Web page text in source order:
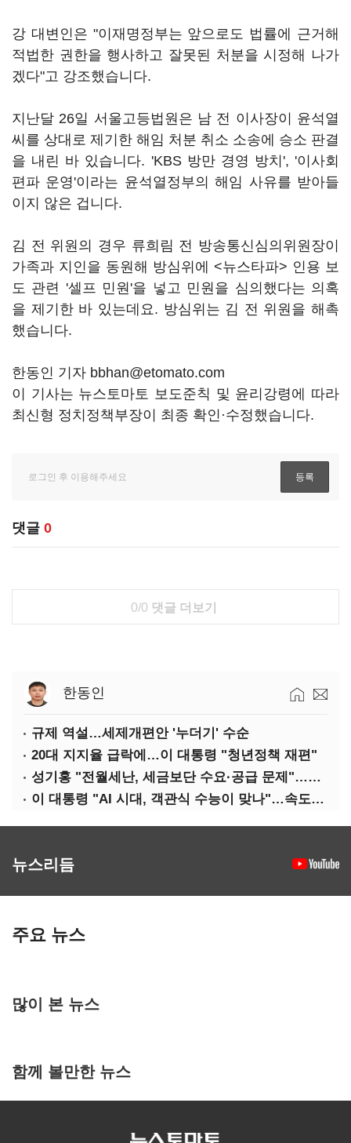
강 대변인은 "이재명정부는 앞으로도 법률에 근거해
적법한 권한을 행사하고 잘못된 처분을 시정해 나가
겠다"고 강조했습니다.
지난달 26일 서울고등법원은 남 전 이사장이 윤석열
씨를 상대로 제기한 해임 처분 취소 소송에 승소 판결
을 내린 바 있습니다. 'KBS 방만 경영 방치', '이사회
편파 운영'이라는 윤석열정부의 해임 사유를 받아들
이지 않은 겁니다.
김 전 위원의 경우 류희림 전 방송통신심의위원장이
가족과 지인을 동원해 방심위에 <뉴스타파> 인용 보
도 관련 '셀프 민원'을 넣고 민원을 심의했다는 의혹
을 제기한 바 있는데요. 방심위는 김 전 위원을 해촉
했습니다.
한동인 기자 bbhan@etomato.com
이 기사는 뉴스토마토 보도준칙 및 윤리강령에 따라
최신형 정치정책부장이 최종 확인·수정했습니다.
댓글 0
0/0 댓글 더보기
한동인
규제 역설…세제개편안 '누더기' 수순
20대 지지율 급락에…이 대통령 "청년정책 재편"
성기홍 "전월세난, 세금보단 수요·공급 문제"…닥공 시사
이 대통령 "AI 시대, 객관식 수능이 맞나"…속도전 '경계'
뉴스리듬
주요 뉴스
많이 본 뉴스
함께 볼만한 뉴스